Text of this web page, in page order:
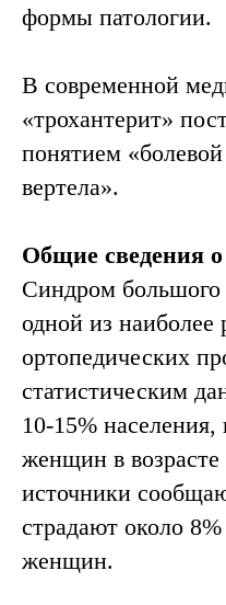
формы патологии.
В современной
«трохантерит»
понятием
вертела».
Общие сведения о
Синдром большого
одной из наиболее
ортопедических
статистическим
10-15%
женщин в
источники
страдают около
женщин.